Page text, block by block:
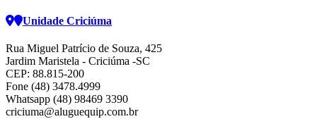
Unidade Criciúma
Rua Miguel Patrício de Souza, 425
Jardim Maristela - Criciúma -SC
CEP: 88.815-200
Fone (48) 3478.4999
Whatsapp (48) 98469 3390
criciuma@aluguequip.com.br